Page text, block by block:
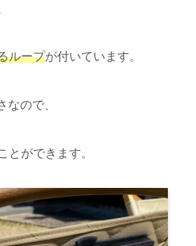
ループが付いています。
なので、
とができます。